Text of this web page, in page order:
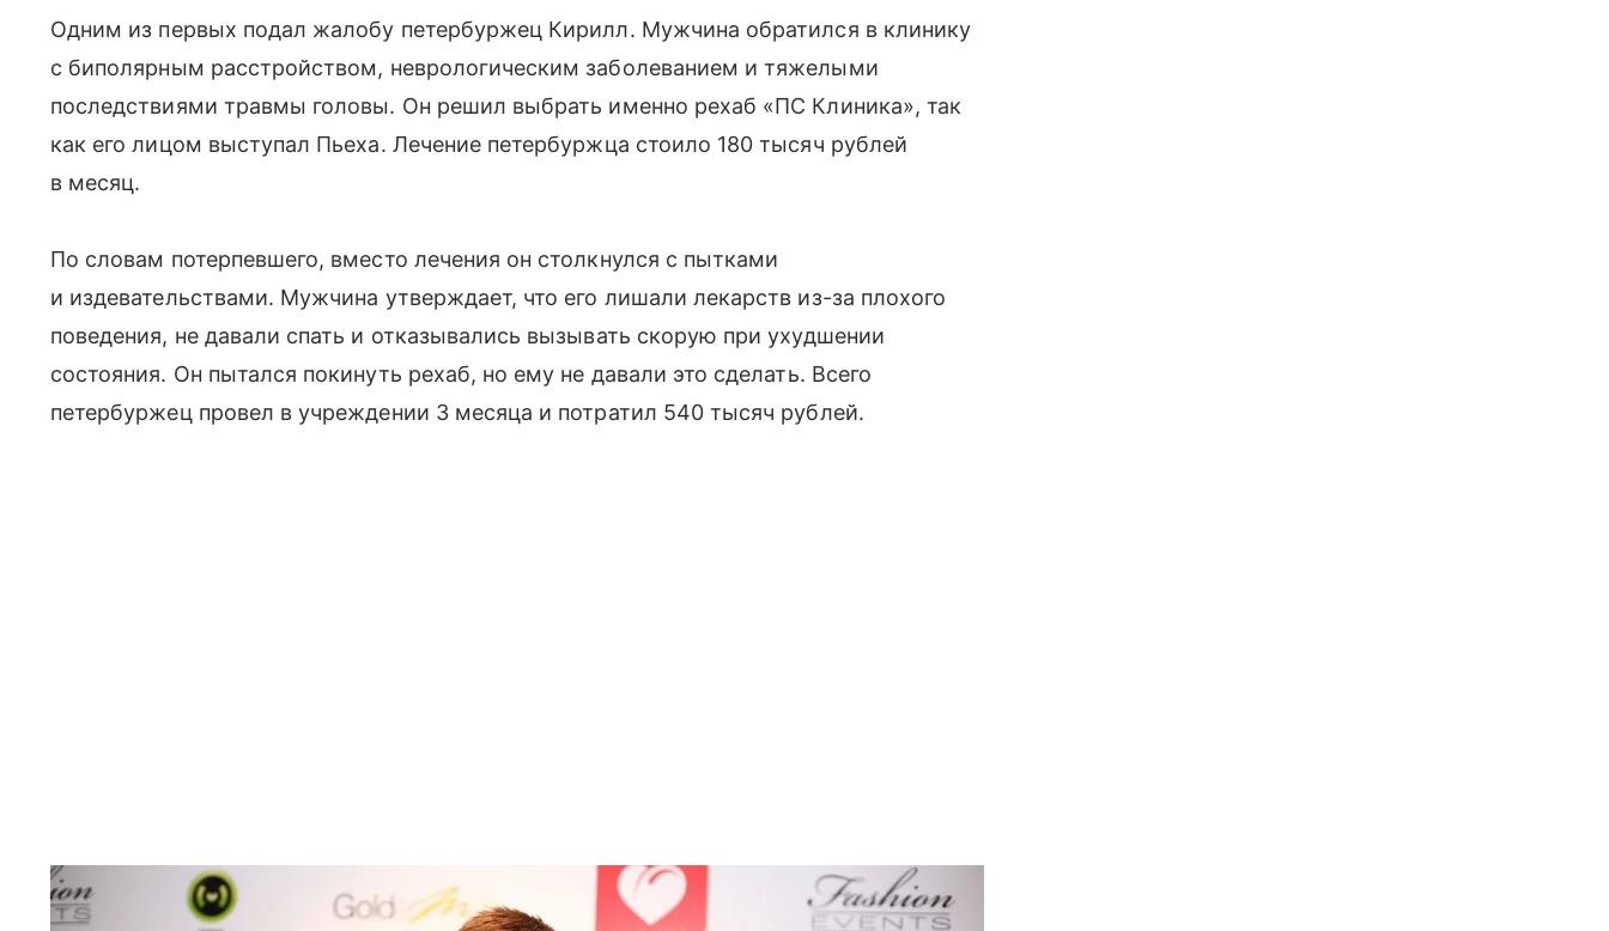
Одним из первых подал жалобу петербуржец Кирилл. Мужчина обратился в клинику
с биполярным расстройством, неврологическим заболеванием и тяжелыми
последствиями травмы головы. Он решил выбрать именно рехаб «ПС Клиника», так
как его лицом выступал Пьеха. Лечение петербуржца стоило 180 тысяч рублей
в месяц.
По словам потерпевшего, вместо лечения он столкнулся с пытками
и издевательствами. Мужчина утверждает, что его лишали лекарств из-за плохого
поведения, не давали спать и отказывались вызывать скорую при ухудшении
состояния. Он пытался покинуть рехаб, но ему не давали это сделать. Всего
петербуржец провел в учреждении 3 месяца и потратил 540 тысяч рублей.